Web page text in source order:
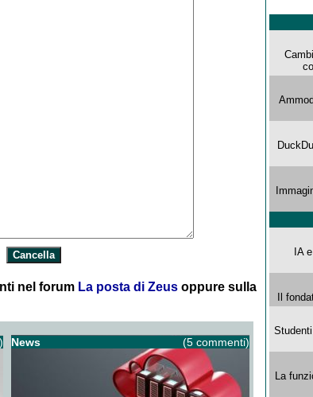
nel forum La posta di Zeusoppure sulla
IA
Il
La
News (5 commenti)